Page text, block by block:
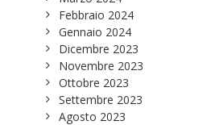
Febbraio 2024
Gennaio 2024
Dicembre 2023
Novembre 2023
Ottobre 2023
Settembre 2023
Agosto 2023